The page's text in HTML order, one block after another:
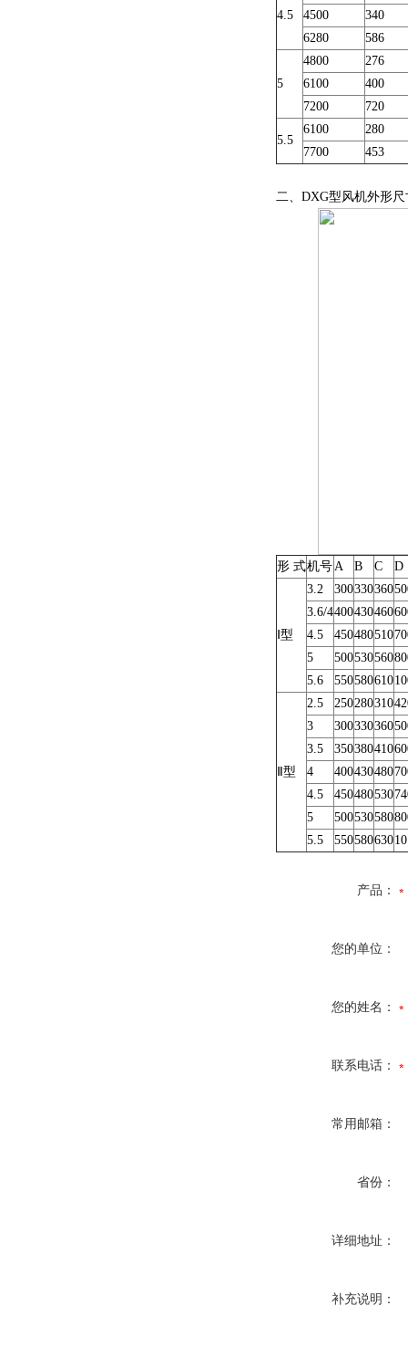
4.5
4500
340
6280
586
5
4800
276
6100
400
7200
720
5.5
6100
280
7700
453
二、DXG型风机外形
形 式机号A B C D
Ⅰ型
3.2 300330360
3.6/4400430460
4.5
450480510
5
500530560
5.6
550580610
Ⅱ型
2.5 250280310
3
300330360
3.5
350380410
4
400430480
4.5
450480530
5
500530580
5.5
550580630
产品：
您的单位：
您的姓名：
联系电话：
常用邮箱：
省份：
详细地址：
补充说明：